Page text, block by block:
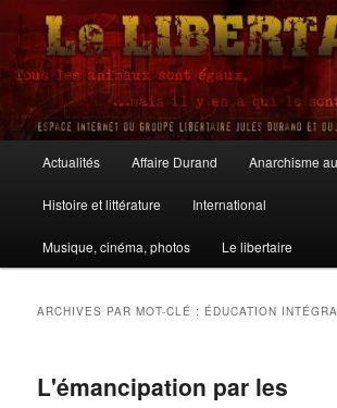
Aller
contenu
principal
Aller
contenu
secondaire
Le Libertaire
principal
Actualités Affaire Durand Anarchisme
Histoire et littérature International
Musique, cinéma, photos Le libertaire
ARCHIVES PAR MOT-CLÉ : ÉDUCATION
L'émancipation par les